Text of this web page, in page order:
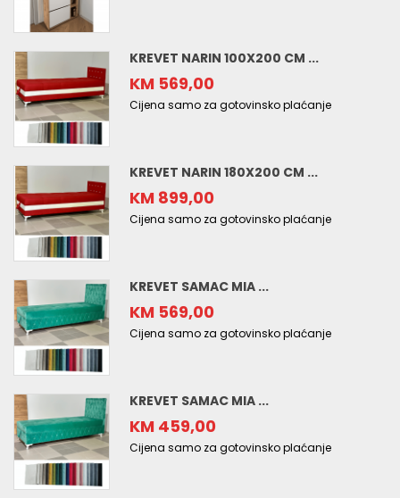
KREVET NARIN 100X200 CM ...
KM 569,00
Cijena samo za gotovinsko plaćanje
KREVET NARIN 180X200 CM ...
KM 899,00
Cijena samo za gotovinsko plaćanje
KREVET SAMAC MIA ...
KM 569,00
Cijena samo za gotovinsko plaćanje
KREVET SAMAC MIA ...
KM 459,00
Cijena samo za gotovinsko plaćanje